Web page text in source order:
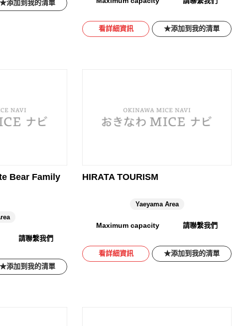
添加到我的清單
看詳細資訊 添加到我的清單
Bear Family
請聯繫我們
添加到我的清單
HIRATA TOURISM
Yaeyama Area
Maximum capacity 請聯繫我們
看詳細資訊 添加到我的清單